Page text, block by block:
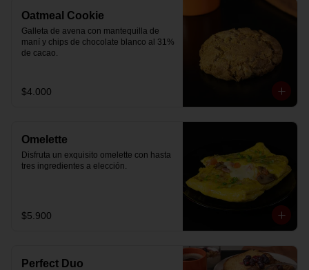
Oatmeal Cookie
Galleta de avena con mantequilla de
maní y chips de chocolate blanco al 31%
de cacao.
$4.000
Omelette
Disfruta un exquisito omelette con hasta
tres ingredientes a elección.
$5.900
Perfect Duo